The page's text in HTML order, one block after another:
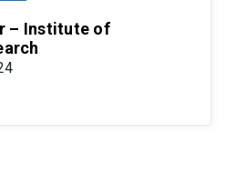
– Institute of